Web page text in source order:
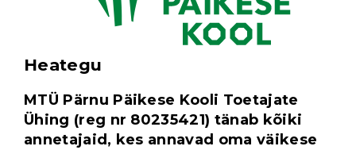
Heategu
MTÜ Pärnu Päikese Kooli Toetajate
Ühing (reg nr 80235421) tänab kõiki
annetajaid, kes annavad oma väikese